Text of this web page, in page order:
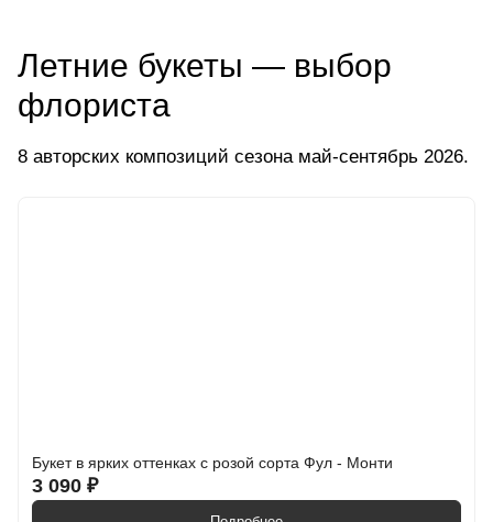
Летние букеты — выбор
флориста
8 авторских композиций сезона май-сентябрь 2026.
Букет в ярких оттенках с розой сорта Фул - Монти
3 090 ₽